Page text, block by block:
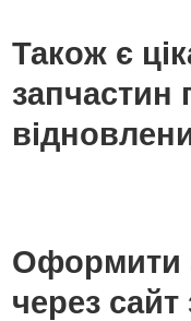
Також є
запчастин
Оформити
через